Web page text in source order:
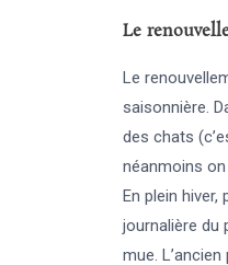
Le
Le
saisonnière.
des chats
néanmoins
En plein
journalière du
mue.